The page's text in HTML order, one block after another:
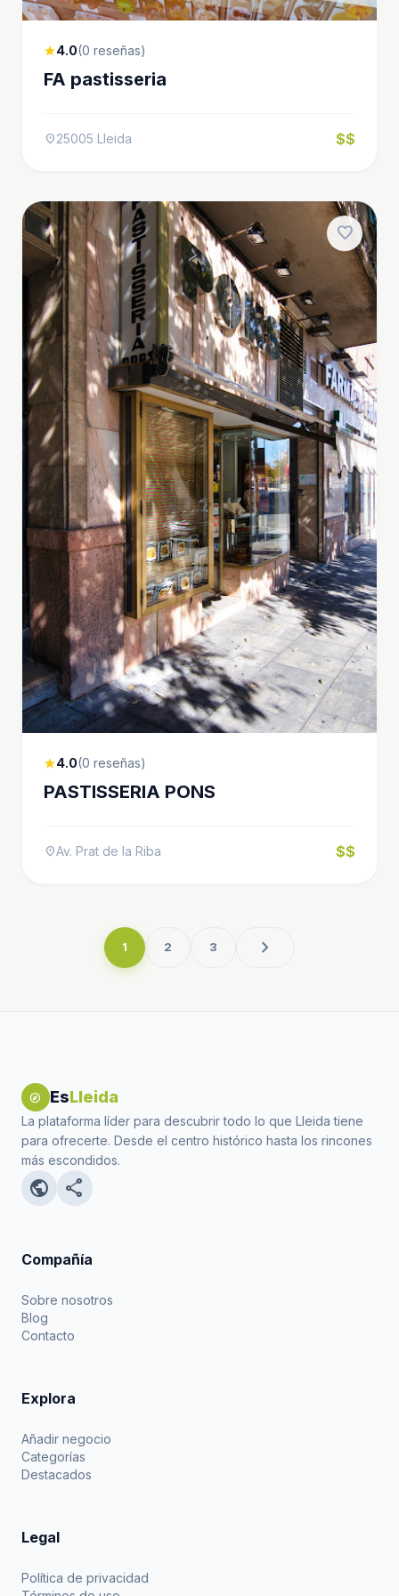
star4.0(0 reseñas)
FA pastisseria
location_on25005 Lleida $$
favorite
star4.0(0 reseñas)
PASTISSERIA PONS
location_onAv. Prat de la Riba $$
1 2 3 chevron_right
explore EsLleida
La plataforma líder para descubrir todo lo que Lleida tiene
para ofrecerte. Desde el centro histórico hasta los rincones
más escondidos.
public share
Compañía
Sobre nosotros
Blog
Contacto
Explora
Añadir negocio
Categorías
Destacados
Legal
Política de privacidad